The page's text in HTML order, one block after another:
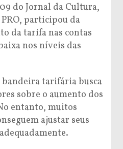
do Jornal da Cultura,
participou da
da tarifa nas contas
nos níveis das
tarifária busca
sobre o aumento dos
entanto, muitos
ajustar seus
.